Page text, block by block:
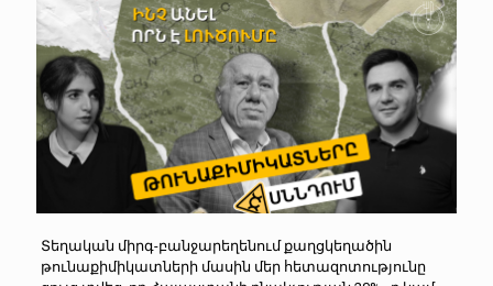
Տեղական միրգ-բանջարեղենում քաղցկեղածին
թունաքիմիկատների մասին մեր հետազոտությունը